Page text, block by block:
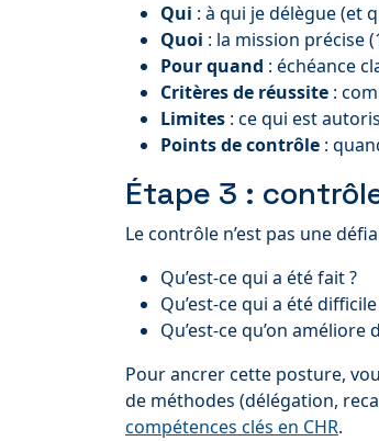
Qui : à qui je délègue (et
Quoi : la mission précise
Pour quand : échéance
Critères de réussite :
Limites : ce qui est
Points de contrôle :
Étape 3 :
Le contrôle n’est pas une
Qu’est-ce qui a été fait ?
Qu’est-ce qui a été difficile
Qu’est-ce qu’on améliore
Pour ancrer cette posture,
de méthodes (délégation,
compétences clés en CHR.